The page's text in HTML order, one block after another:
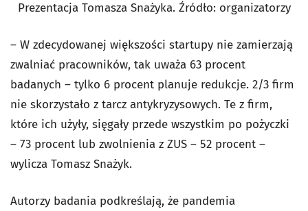
Prezentacja Tomasza Snażyka. Źródło: organizatorzy
– W zdecydowanej większości startupy nie zamierzają
zwalniać pracowników, tak uważa 63 procent
badanych – tylko 6 procent planuje redukcje. 2/3 firm
nie skorzystało z tarcz antykryzysowych. Te z firm,
które ich użyły, sięgały przede wszystkim po pożyczki
– 73 procent lub zwolnienia z ZUS – 52 procent –
wylicza Tomasz Snażyk.
Autorzy badania podkreślają, że pandemia